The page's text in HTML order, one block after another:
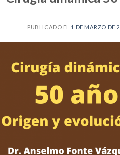
PUBLICADO EL 1 DE MARZO DE